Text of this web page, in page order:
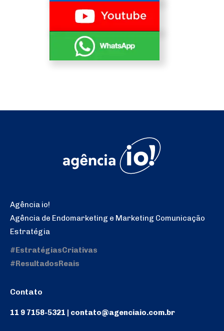
Agência io!
Agência de Endomarketing e Marketing Comunicação
Estratégia
#EstratégiasCriativas
#ResultadosReais
Contato
11 9 7158-5321 | contato@agenciaio.com.br